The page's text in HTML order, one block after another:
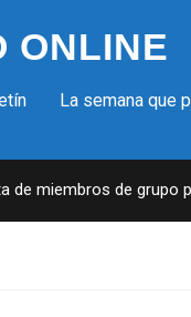
ONLINE
La semana que
miembros de grupo